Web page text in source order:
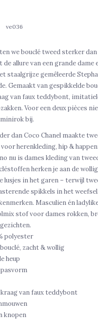
ve036
we bouclé tweed sterker
allure van een grande dame
staalgrijze gemêleerde
Gemaakt van gespikkelde
van faux teddybont,
Voor een deux pièces
bij.
dan Coco Chanel maakte
herenkleding, hip &
nu is dames kleding van
herken je aan de
lusjes in het garen – terwijl
spikkels in het
Masculien én
stof voor dames rokken,
polyester
zacht & wollig
heup
van faux teddybont
knopen